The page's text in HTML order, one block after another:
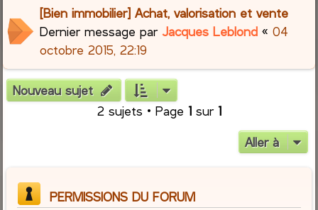
[Bien immobilier] Achat, valorisation et vente
Dernier message parJacques Leblond «04
octobre 2015, 22:19
Nouveau sujet
2 sujets • Page 1sur 1
Aller à
PERMISSIONS DU FORUM